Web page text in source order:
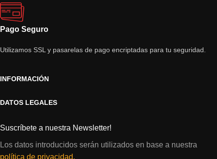
Pago Seguro
Utilizamos SSL y pasarelas de pago encriptadas para tu seguridad.
INFORMACIÓN
DATOS LEGALES
Suscríbete a nuestra Newsletter!
Los datos introducidos serán utilizados en base a nuestra
política de privacidad.